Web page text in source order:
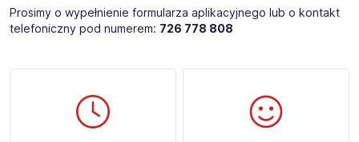
Prosimy o wypełnienie formularza aplikacyjnego lub o kontakt
telefoniczny pod numerem: 726 778 808